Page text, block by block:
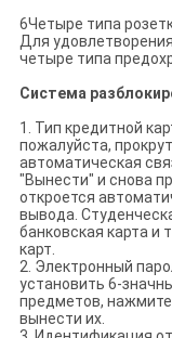
6Четыре типа
Для
четыре типа
Система
1. Тип кредитной
пожалуйста,
автоматическая
"Вынести" и снова
откроется
вывода.
банковская карта
карт.
2. Электронный
установить 6-
предметов,
вынести их.